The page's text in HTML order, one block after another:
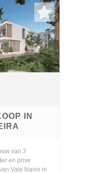
IN
van 3
en prive
Vale Navio in